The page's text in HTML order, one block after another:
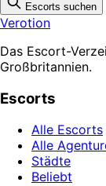
Escorts suchen
Verotion
Das Escort-
Großbritannien.
Escorts
Alle Escorts
Alle
Städte
Beliebt